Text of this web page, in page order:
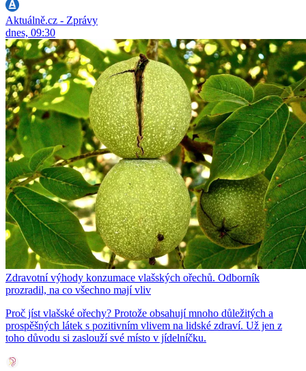
Aktuálně.cz - Zprávy
dnes, 09:30
Zdravotní výhody konzumace vlašských ořechů. Odborník
prozradil, na co všechno mají vliv
Proč jíst vlašské ořechy? Protože obsahují mnoho důležitých a
prospěšných látek s pozitivním vlivem na lidské zdraví. Už jen z
toho důvodu si zaslouží své místo v jídelníčku.